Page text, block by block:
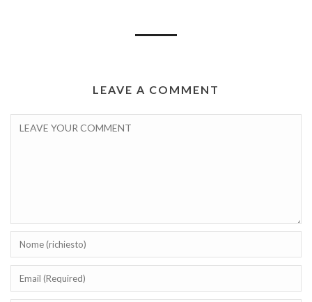
LEAVE A COMMENT